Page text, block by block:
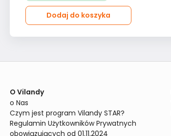
Dodaj do koszyka
O Vilandy
o Nas
Czym jest program Vilandy STAR?
Regulamin Użytkowników Prywatnych
obowiązujących od 01.11.2024